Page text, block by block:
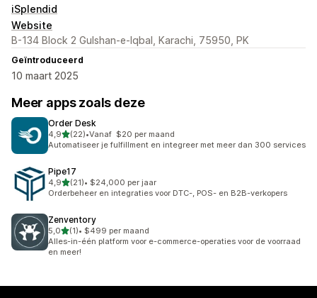
iSplendid
Website
B-134 Block 2 Gulshan-e-Iqbal, Karachi, 75950, PK
Geïntroduceerd
10 maart 2025
Meer apps zoals deze
Order Desk
4,9van 5 sterren
(22)
22 recensies in totaal
•Vanaf $20 per maand
Automatiseer je fulfillment en integreer met meer dan 300 services
Pipe17
4,9van 5 sterren
(21)
21 recensies in totaal
• $24,000 per jaar
Orderbeheer en integraties voor DTC-, POS- en B2B-verkopers
Zenventory
5,0van 5 sterren
(1)
1 recensies in totaal
• $499 per maand
Alles-in-één platform voor e-commerce-operaties voor de voorraad
en meer!